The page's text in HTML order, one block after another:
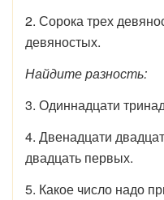
2. Сорока трех
девяностых.
Найдите разность:
3. Одиннадцати
4. Двенадцати
двадцать первых.
5. Какое число надо